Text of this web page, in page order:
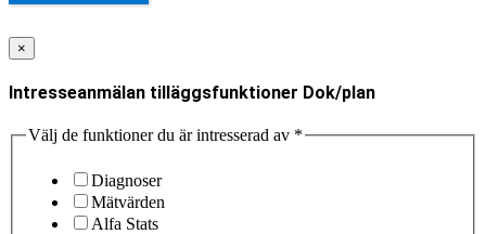
×
Intresseanmälan tilläggsfunktioner Dok/plan
Välj de funktioner du är intresserad av *
Diagnoser
Mätvärden
Alfa Stats